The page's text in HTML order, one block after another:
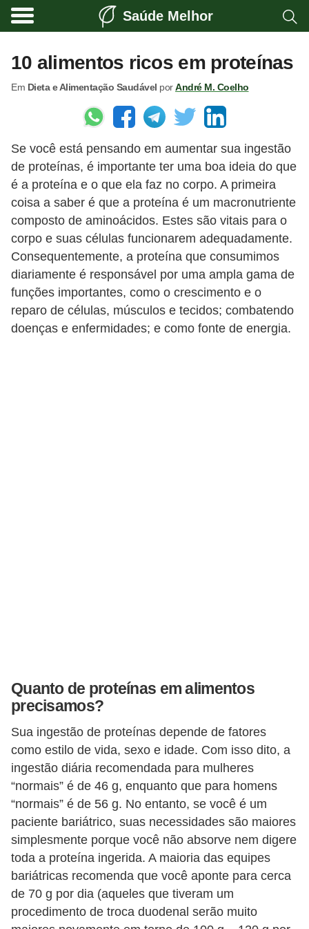
Saúde Melhor
10 alimentos ricos em proteínas
Em Dieta e Alimentação Saudável porAndré M. Coelho
Se você está pensando em aumentar sua ingestão
de proteínas, é importante ter uma boa ideia do que
é a proteína e o que ela faz no corpo. A primeira
coisa a saber é que a proteína é um macronutriente
composto de aminoácidos. Estes são vitais para o
corpo e suas células funcionarem adequadamente.
Consequentemente, a proteína que consumimos
diariamente é responsável por uma ampla gama de
funções importantes, como o crescimento e o
reparo de células, músculos e tecidos; combatendo
doenças e enfermidades; e como fonte de energia.
Quanto de proteínas em alimentos
precisamos?
Sua ingestão de proteínas depende de fatores
como estilo de vida, sexo e idade. Com isso dito, a
ingestão diária recomendada para mulheres
“normais” é de 46 g, enquanto que para homens
“normais” é de 56 g. No entanto, se você é um
paciente bariátrico, suas necessidades são maiores
simplesmente porque você não absorve nem digere
toda a proteína ingerida. A maioria das equipes
bariátricas recomenda que você aponte para cerca
de 70 g por dia (aqueles que tiveram um
procedimento de troca duodenal serão muito
A
i
v
a
d
e
f
í
s
i
c
a
e
n
t
a
ç
ã
o
S
a
u
d
á